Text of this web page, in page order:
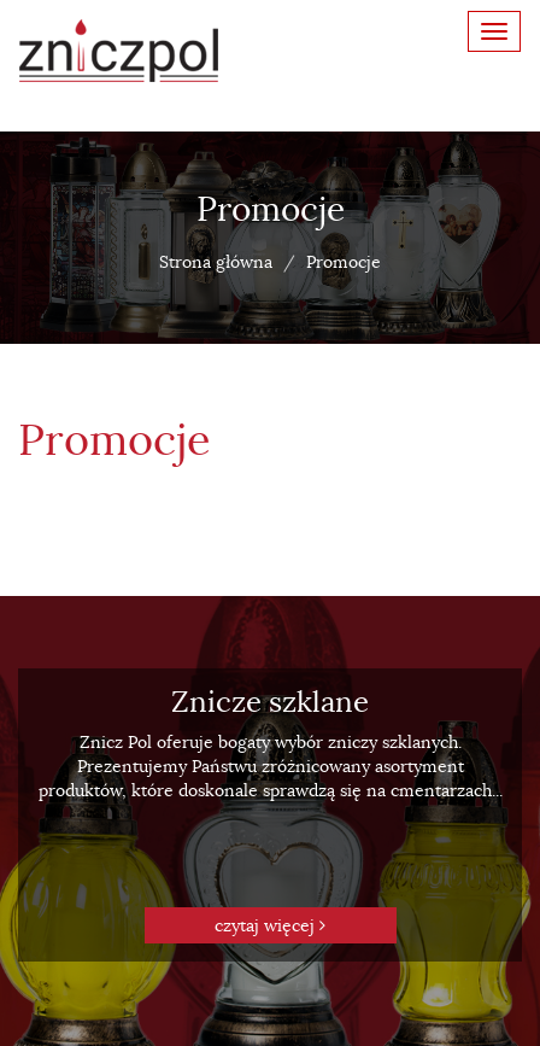
Promocje
Strona główna Promocje
Promocje
Znicze szklane
Znicz Pol oferuje bogaty wybór zniczy szklanych.
Prezentujemy Państwu zróżnicowany asortyment
produktów, które doskonale sprawdzą się na cmentarzach...
czytaj więcej